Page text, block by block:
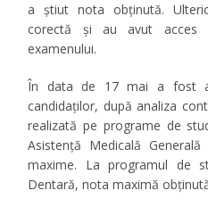
a știut nota obținută.
corectă și au avut
examenului.
În data de 17 mai a fost
candidaților, după analiza
realizată pe programe de
Asistență Medicală
maxime. La programul de
Dentară, nota maximă